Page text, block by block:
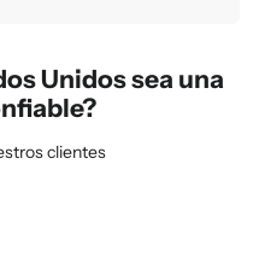
Unidos sea una
clientes